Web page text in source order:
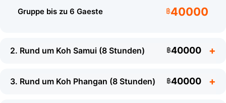
Speedboot
Ausruestung:GPS /
Kartenplotter
Reisegeschwindigkeit:
Gruppe bis zu 6 Gaeste ฿40000
2. Rund um Koh Samui (8 Stunden) ฿40000
3. Rund um Koh Phangan (8 Stunden) ฿40000